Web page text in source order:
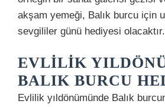
akşam yemeği, Balık burcu için
sevgililer günü hediyesi olacaktır.
EVLILIK
BALIK BURCU
Evlilik yıldönümünde Balık